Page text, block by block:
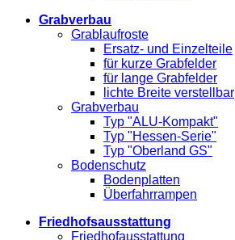
Grabverbau
Grablaufroste
Ersatz- und Einzelteile
für kurze Grabfelder
für lange Grabfelder
lichte Breite verstellbar
Grabverbau
Typ "ALU-Kompakt"
Typ "Hessen-Serie"
Typ "Oberland GS"
Bodenschutz
Bodenplatten
Überfahrrampen
Friedhofsausstattung
Friedhofausstattung